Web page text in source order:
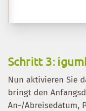
Schritt 3:
Nun aktivieren Sie
bringt den
An-/Abreisedatum,